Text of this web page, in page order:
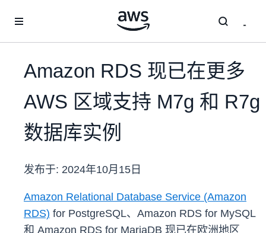
Amazon RDS 现已在更多
AWS 区域支持 M7g 和 R7g
数据库实例
发布于: 2024年10月15日
Amazon Relational Database Service (Amazon
RDS) for PostgreSQL、Amazon RDS for MySQL
和 Amazon RDS for MariaDB 现已在欧洲地区